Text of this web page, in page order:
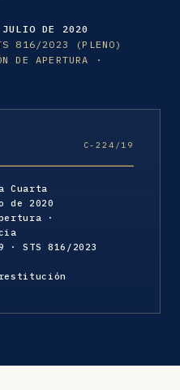
DE 2020
816/2023 (PLENO)
DE APERTURA ·
C-224/19
Cuarta
de 2020
·
· STS 816/2023